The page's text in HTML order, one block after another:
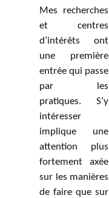
Mes recherches
et centres
d’intérêts ont
une première
entrée qui passe
par les
pratiques. S’y
intéresser
implique une
attention plus
fortement axée
sur les manières
de faire que sur